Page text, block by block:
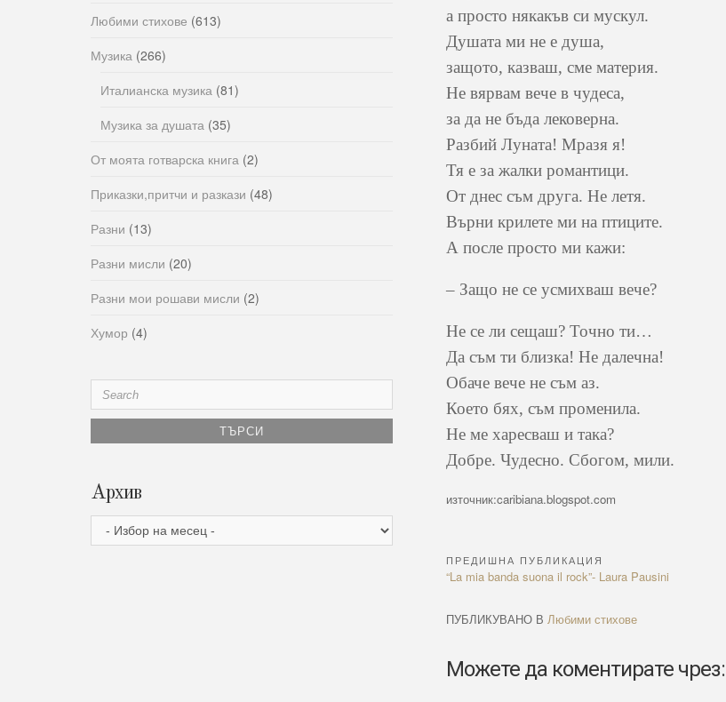
а просто някакъв си мускул.
Душата ми не е душа,
защото, казваш, сме материя.
Не вярвам вече в чудеса,
за да не бъда лековерна.
Разбий Луната! Мразя я!
Тя е за жалки романтици.
От днес съм друга. Не летя.
Върни крилете ми на птиците.
А после просто ми кажи:
– Защо не се усмихваш вече?
Не се ли сещаш? Точно ти…
Да съм ти близка! Не далечна!
Обаче вече не съм аз.
Което бях, съм променила.
Не ме харесваш и така?
Добре. Чудесно. Сбогом, мили.
източник:caribiana.blogspot.com
Навигация
ПРЕДИШНА ПУБЛИКАЦИЯ
Previous
“La mia banda suona il rock”- Laura Pausini
ПУБЛИКУВАНО В Любими стихове
Можете да коментирате чрез:
Любими стихове (613)
Музика (266)
Италианска музика (81)
Музика за душата (35)
От моята готварска книга (2)
Приказки,притчи и разкази (48)
Разни (13)
Разни мисли (20)
Разни мои рошави мисли (2)
Хумор (4)
Search
for:
Архив
Архив